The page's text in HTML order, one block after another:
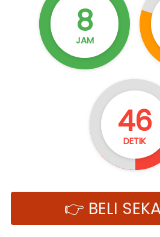
8
JAM
45
DETIK
`👉 BELI